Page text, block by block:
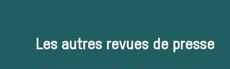
Les autres revues de presse